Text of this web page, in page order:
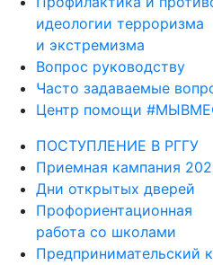
идеологии терроризма
и экстремизма
Вопрос руководству
Часто задаваемые
Центр помощи
ПОСТУПЛЕНИЕ В РГГУ
Приемная кампания
Дни открытых дверей
Профориентационная
работа со школами
Предпринимательский